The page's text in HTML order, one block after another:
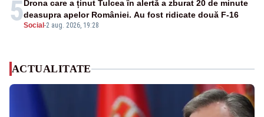
5Social -2 aug. 2026, 19:28
Drona care a ținut Tulcea în alertă a zburat 20 de minute
deasupra apelor României. Au fost ridicate două F-16
ACTUALITATE